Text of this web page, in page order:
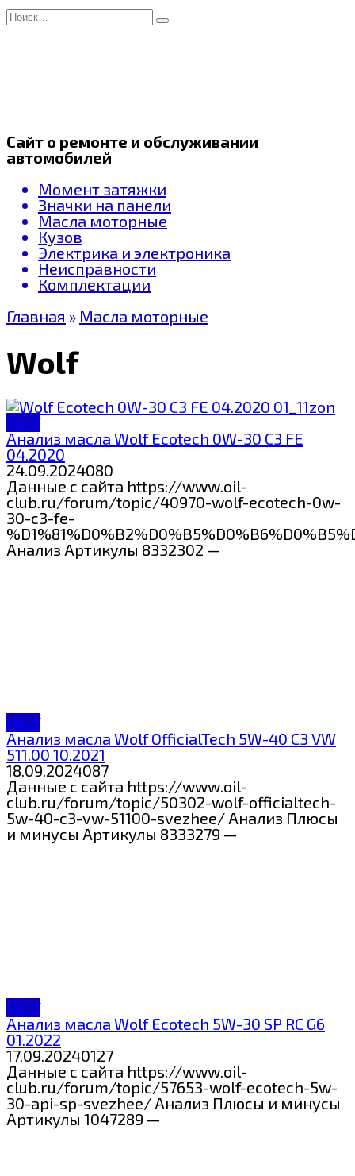
Перейти
к
Search
for:
Сайт о ремонте и обслуживании
автомобилей
Момент затяжки
Значки на панели
Масла моторные
Кузов
Электрика и электроника
Неисправности
Комплектации
Главная » Масла моторные
Wolf
Wolf
Анализ масла Wolf Ecotech 0W-30 C3 FE
04.2020
24.09.2024080
Данные с сайта https://www.oil-
club.ru/forum/topic/40970-wolf-ecotech-0w-
30-c3-fe-
Анализ Артикулы 8332302 —
Wolf
Анализ масла Wolf OfficialTech 5W-40 C3 VW
511.00 10.2021
18.09.2024087
Данные с сайта https://www.oil-
club.ru/forum/topic/50302-wolf-officialtech-
5w-40-c3-vw-51100-svezhee/ Анализ Плюсы
и минусы Артикулы 8333279 —
Wolf
Анализ масла Wolf Ecotech 5W-30 SP RC G6
01.2022
17.09.20240127
Данные с сайта https://www.oil-
club.ru/forum/topic/57653-wolf-ecotech-5w-
30-api-sp-svezhee/ Анализ Плюсы и минусы
Артикулы 1047289 —